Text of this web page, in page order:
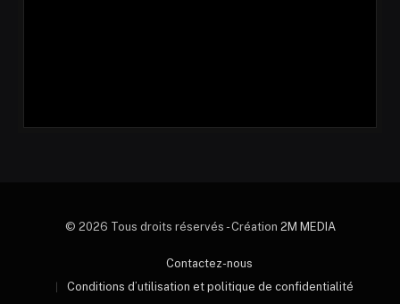
© 2026 Tous droits réservés - Création 2M MEDIA
Contactez-nous
Conditions d’utilisation et politique de confidentialité